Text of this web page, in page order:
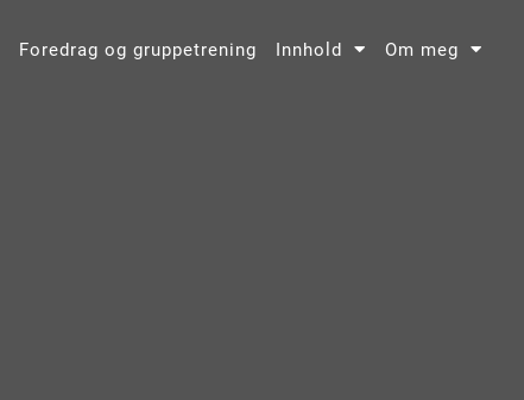
Foredrag og gruppetrening Innhold Om meg